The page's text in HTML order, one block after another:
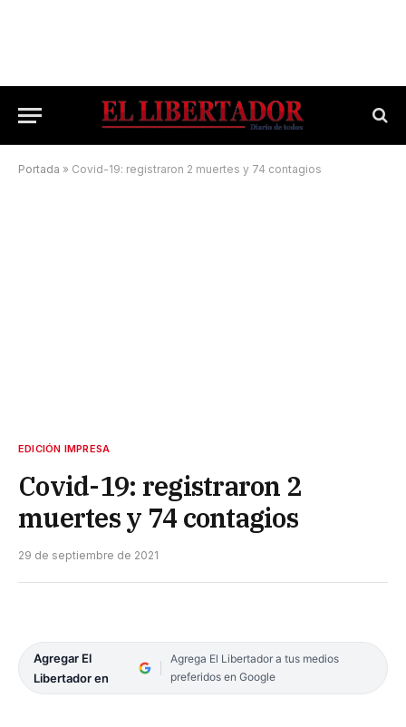
Portada » Covid-19: registraron 2 muertes y 74 contagios
EDICIÓN IMPRESA
Covid-19: registraron 2
muertes y 74 contagios
29 de septiembre de 2021
Agregar El
Libertador en
Agrega El Libertador a tus medios
preferidos en Google